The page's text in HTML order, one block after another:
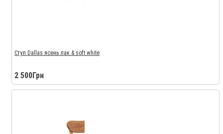
Стул Dallas ясень лак & soft white
2 500Грн